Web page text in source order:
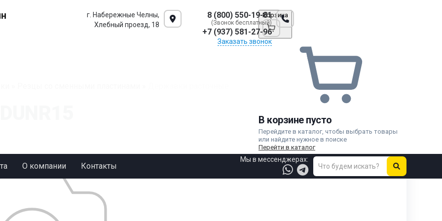
г. Набережные Челны,
Хлебный проезд, 18
8 (800) 550-19-81
(Звонок бесплатный)
+7 (937) 581-27-96
Заказать звонок
Корзина
В корзине пусто
Перейдите в каталог, чтобы выбрать товары
или найдите нужное в поиске
Перейти в каталог
О компании Контакты
Мы в мессенджерах: